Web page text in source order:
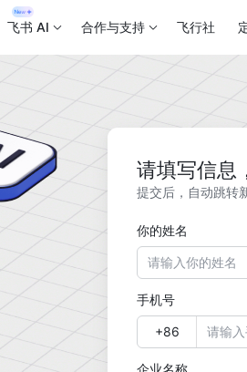
飞书 AI 合作与支持 飞行社
请填写信息
提交后，自动跳转
你的姓名
手机号
企业名称